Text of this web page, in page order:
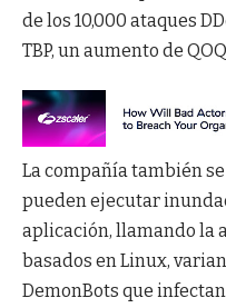
de los 10,000 ataques
TBP, un aumento de QOQ
La compañía también
pueden ejecutar
aplicación, llamando la
basados en Linux,
DemonBots que